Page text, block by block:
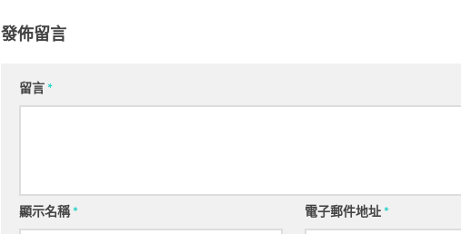
發佈留言
留言*
顯示名稱* 電子郵件地址*